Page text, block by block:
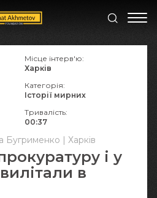
Бугрименко | Харків
і у
в
Місце інтерв'ю:
Харків
Категорія:
Історії мирних
Тривалість:
00:37